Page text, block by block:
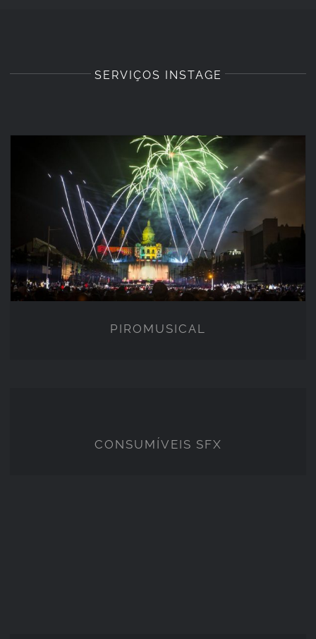
SERVIÇOS INSTAGE
PIROMUSICAL
PIROMUSICAL
CONSUMÍVEIS SFX